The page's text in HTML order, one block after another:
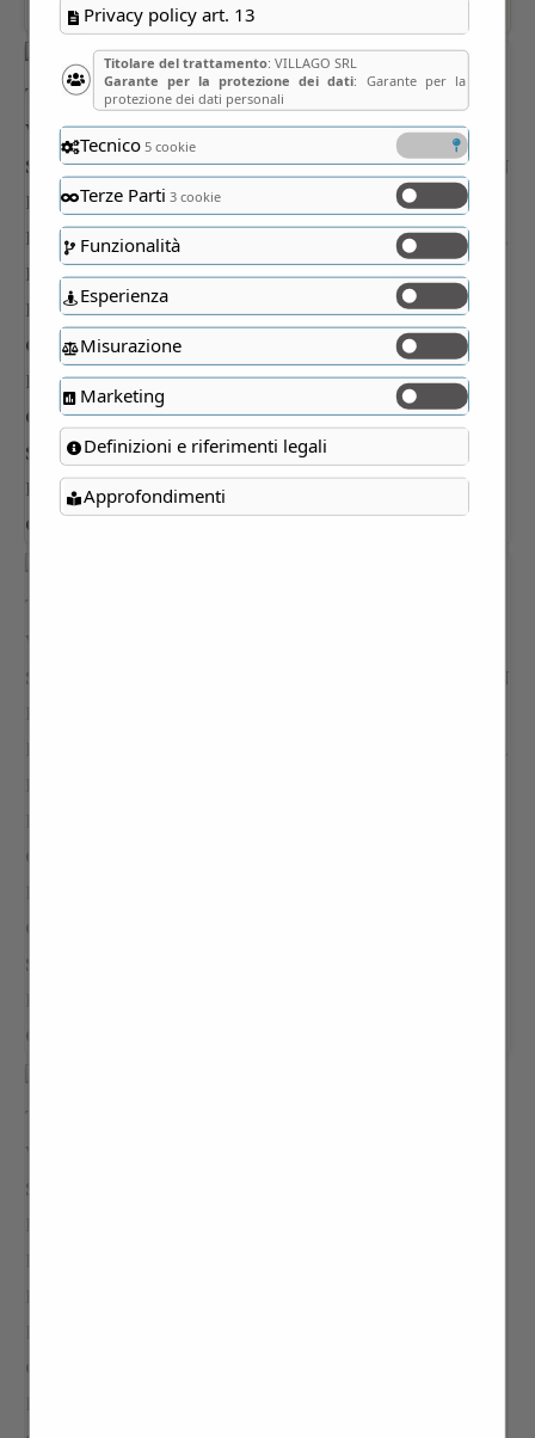
Privacy policy art. 13
Titolare del trattamento: VILLAGO SRL
Garante per la protezione dei dati: Garante per la
protezione dei dati personali
Tecnico5 cookie
Terze Parti 3 cookie
Funzionalità
Esperienza
Misurazione
Marketing
Definizioni e riferimenti legali
Approfondimenti